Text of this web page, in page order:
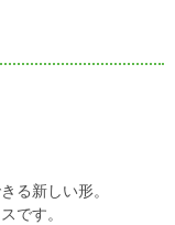
る新しい形。
です。